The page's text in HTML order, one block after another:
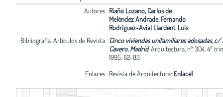
Autores Riaño Lozano, Carlos de
Meléndez Andrade, Fernando
Rodríguez-Avial Llardent, Luis
Bibliografía. Artículos de Revista Cinco viviendas unifamiliares adosadas,
Cavero, Madrid.Arquitectura, nº 304, 4º
1995, 82-83
Enlaces Revista de Arquitectura: Enlace1